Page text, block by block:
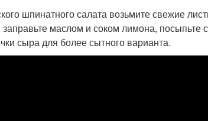
шпинатного салата возьмите свежие
заправьте маслом и соком лимона,
сыра для более сытного варианта.